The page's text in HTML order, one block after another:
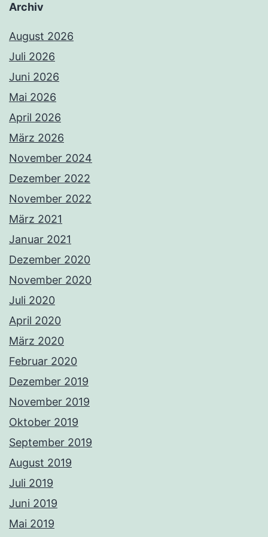
Archiv
August 2026
Juli 2026
Juni 2026
Mai 2026
April 2026
März 2026
November 2024
Dezember 2022
November 2022
März 2021
Januar 2021
Dezember 2020
November 2020
Juli 2020
April 2020
März 2020
Februar 2020
Dezember 2019
November 2019
Oktober 2019
September 2019
August 2019
Juli 2019
Juni 2019
Mai 2019